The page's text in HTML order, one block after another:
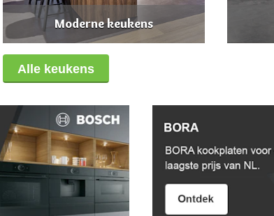
Moderne keukens
Alle keukens